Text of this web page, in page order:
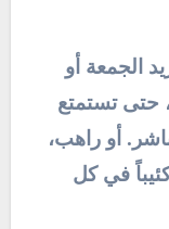
الجمعة أو
حتى تستمتع
أو راهب،
في كل